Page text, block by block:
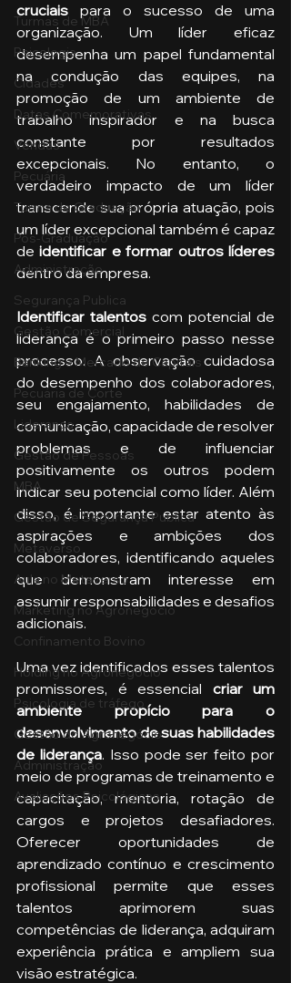
Turmas de MBA
Psicologia
Cidades
Datas Comemorativas
Vendas
Pecuária
Turma de Graduação
Pós-Graduação
Administração
Segurança Publica
Gestão Comercial
Banking e Mercado de Capitais
Pecuária de Corte
Liderança
Gestão de Pessoas
MBA
Gestão de Segurança Publica
Metaverso
Aula no Metaverso
Marketing no Agronegócio
Confinamento Bovino
Holding no Agronegócio
Psicologia de tráfego
Gestão do Agronegócio
Administração
Avaliações Psicológicas
cruciais para o sucesso de uma
organização. Um líder eficaz
desempenha um papel fundamental
na condução das equipes, na
promoção de um ambiente de
trabalho inspirador e na busca
constante por resultados
excepcionais. No entanto, o
verdadeiro impacto de um líder
transcende sua própria atuação, pois
um líder excepcional também é capaz
de identificar e formar outros líderes
dentro da empresa.
Identificar talentos com potencial de
liderança é o primeiro passo nesse
processo. A observação cuidadosa
do desempenho dos colaboradores,
seu engajamento, habilidades de
comunicação, capacidade de resolver
problemas e de influenciar
positivamente os outros podem
indicar seu potencial como líder. Além
disso, é importante estar atento às
aspirações e ambições dos
colaboradores, identificando aqueles
que demonstram interesse em
assumir responsabilidades e desafios
adicionais.
Uma vez identificados esses talentos
promissores, é essencial criar um
ambiente propício para o
desenvolvimento de suas habilidades
de liderança. Isso pode ser feito por
meio de programas de treinamento e
capacitação, mentoria, rotação de
cargos e projetos desafiadores.
Oferecer oportunidades de
aprendizado contínuo e crescimento
profissional permite que esses
talentos aprimorem suas
competências de liderança, adquiram
experiência prática e ampliem sua
visão estratégica.